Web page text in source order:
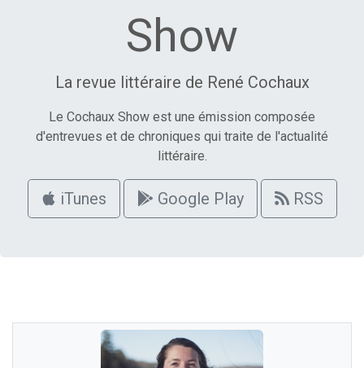
Show
La revue littéraire de René Cochaux
Le Cochaux Show est une émission composée
d'entrevues et de chroniques qui traite de l'actualité
littéraire.
iTunes Google Play RSS